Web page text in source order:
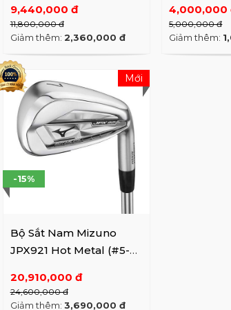
mà họ chơi đến từ dây chuyền sản
của mình - vì vậy họ có thể đến cửa
làm nổi bật Mizuno so với tất cả mọi
9,440,000 đ
11,800,000 đ
Giảm thêm: 2,360,000 đ
4,000,000
5,000,000 đ
Giảm thêm:
Bộ Sắt Nam Mizuno
JPX921 Hot Metal (#5-
20,910,000 đ
24,600,000 đ
-15%
Giảm thêm: 3,690,000 đ
Mới